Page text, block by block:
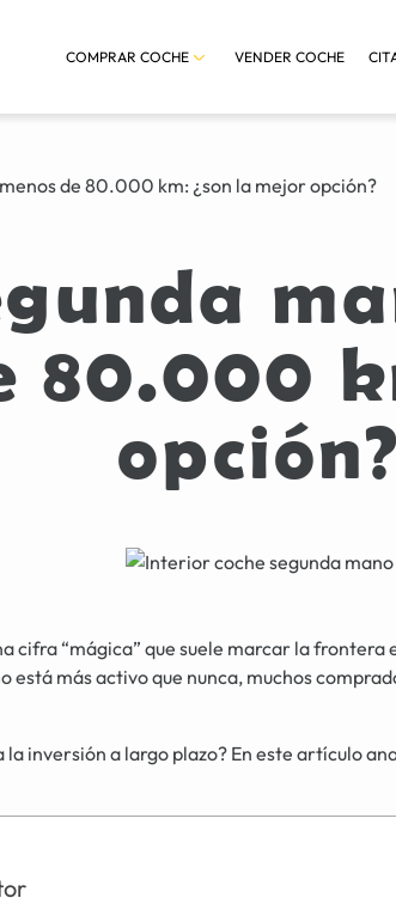
COMPRAR COCHE VENDER COCHE
de 80.000 km: ¿son la mejor opción?
80.000
opción?
cifra “mágica” que suele marcar la
más activo que nunca, muchos
inversión a largo plazo? En este artículo